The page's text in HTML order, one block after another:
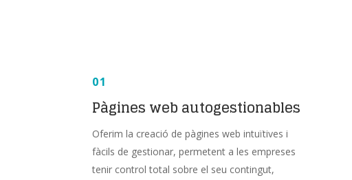
01
Pàgines web autogestionables
Oferim la creació de pàgines web intuïtives i
fàcils de gestionar, permetent a les empreses
tenir control total sobre el seu contingut,